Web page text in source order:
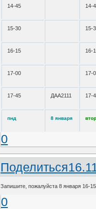
14-45 14-
15-30 15-
16-15 16-
17-00 17-
17-45 ДАА2111 17-
пнд 8 января
0
Поделиться
Запишите, пожалуйста 8 января 16-
0